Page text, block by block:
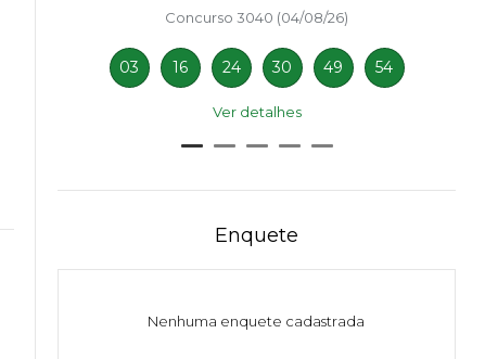
Concurso 3040 (04/08/26)
03 16 24 30 49 54
Ver detalhes
Enquete
Nenhuma enquete cadastrada